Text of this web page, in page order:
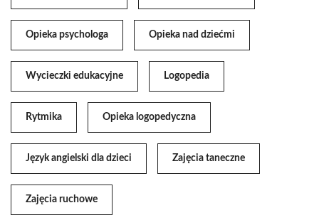
Opieka psychologa Opieka nad dziećmi
Wycieczki edukacyjne Logopedia
Rytmika Opieka logopedyczna
Język angielski dla dzieci Zajęcia taneczne
Zajęcia ruchowe